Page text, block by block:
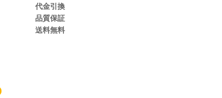
金引換
質保証
料無料